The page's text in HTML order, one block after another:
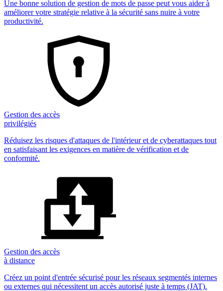
Une bonne solution de gestion de mots de passe peut vous aider à
améliorer votre stratégie relative à la sécurité sans nuire à votre
productivité.
Gestion des accès
privilégiés
Réduisez les risques d'attaques de l'intérieur et de cyberattaques tout
en satisfaisant les exigences en matière de vérification et de
conformité.
Gestion des accès
à distance
Créez un point d'entrée sécurisé pour les réseaux segmentés internes
ou externes qui nécessitent un accès autorisé juste à temps (JAT).